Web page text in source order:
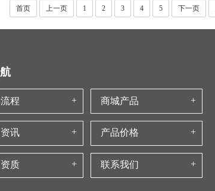
首页 上一页 1 2 3 4 5 下一页
程 商城产品
讯 产品价格
质 联系我们